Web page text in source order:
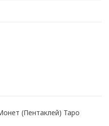
(Пентаклей) Таро